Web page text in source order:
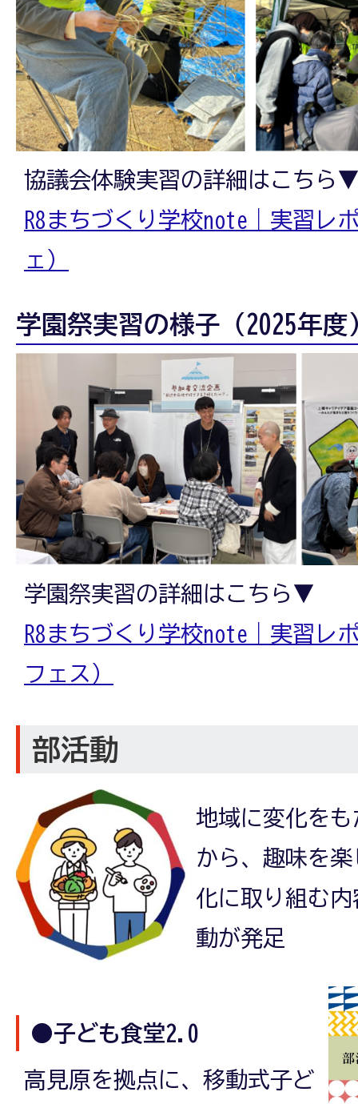
協議会体験実習の詳細はこちら
R8まちづくり学校note｜実習レ
ェ）
学園祭実習の様子（2025年度
学園祭実習の詳細はこちら▼
R8まちづくり学校note｜実習レ
フェス）
部活動
地域に変化を
から、趣味を
化に取り組む
動が発足
●子ども食堂2.0
高見原を拠点に、移動式子ど